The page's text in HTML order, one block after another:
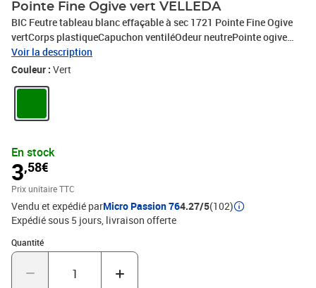
Pointe Fine Ogive vert VELLEDA
BIC Feutre tableau blanc effaçable à sec 1721 Pointe Fine Ogive
vertCorps plastiqueCapuchon ventiléOdeur neutrePointe ogive
fine 2,8mmEncre à base d'alcool s'effacant facilement -Couleur
vive- vert
Voir la description
Couleur : Vert
En stock
3,58€
Prix unitaire TTC
Vendu et expédié parMicro Passion 764.27/5(102)
Expédié sous 5 jours livraison offerte
Quantité
Quantité : 1